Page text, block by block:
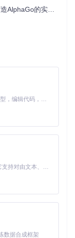
的实践指南
Claude Code 的开源替代方案。连接任意大模型，编辑代码，运行命令，自动验证 — 全自动执行。用 Rust 构建，极致性能。 ｜ An open-source alternative to Claude Code. Connect any LLM, edit code, run commands, and verify changes — autonomously. Built in Rust for speed. Get Started
MiniMax H3 是一个通用的全模态生成系统。它支持对由文本、图像、视频和音频组成的多模态上下文进行统一理解，并能生成分辨率高达 2K、时长可达 15 秒的带原生立体声音频的视频。得益于面向任务泛化的系统设计，H3 在预训练阶段就已具备广泛的多模态上下文理解与生成能力，能够出色地执行复杂的多模态指令。
数据合成框架